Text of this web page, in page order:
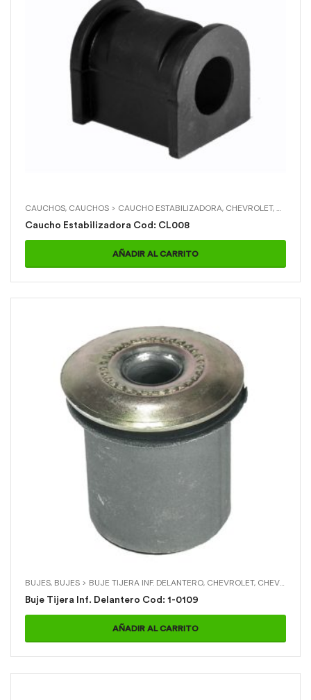
CAUCHOS, CAUCHOS > CAUCHO ESTABILIZADORA, CHEVROLET,
Caucho Estabilizadora Cod: CL008
AÑADIR AL CARRITO
BUJES, BUJES > BUJE TIJERA INF. DELANTERO, CHEVROLET, CHEVROLET > TRAILBLAZER
Buje Tijera Inf. Delantero Cod: 1-0109
AÑADIR AL CARRITO